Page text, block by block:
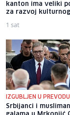
kanton ima veliki
za razvoj
1 sat
IZGUBLJEN U PREVODU
Srbijanci i